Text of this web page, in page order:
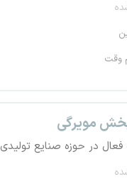
وقت
مویرگی
در حوزه صنایع تولیدی